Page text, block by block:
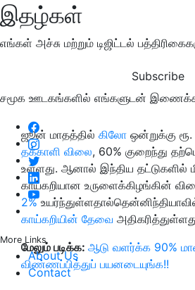
இதழ்கள்
எங்கள் அச்சு மற்றும் டிஜிட்டல்
Subscribe
சமூக ஊடகங்களில் எங்களுடன்
More Links
About Us
Contact
ஜூன் மாதத்தில் கிலோ ஒன்றுக்கு
தக்காளி விலை, 60% குறைந்து
உள்ளது. ஆனால் இந்திய தட்டுகளில்
காய்கறியான உருளைக்கிழங்கின்
2%
காய்கறியின் தேவை
மேலும் படிக்க: ஆடு வளர்க்க 90%
விண்ணப்பித்துப் பயனடையுங்க!!